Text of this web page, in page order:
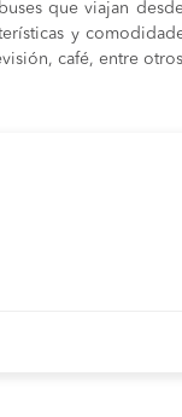
que viajan
y
café, entre